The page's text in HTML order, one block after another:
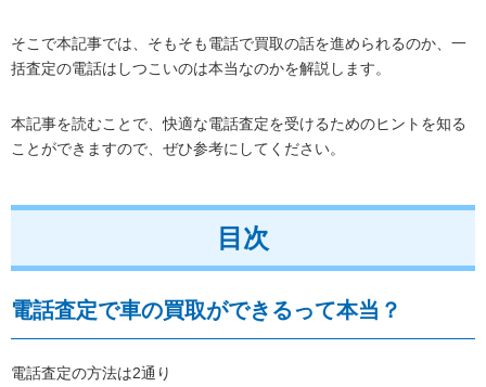
そこで本記事では、そもそも電話で買取の話を進められるのか、一
括査定の電話はしつこいのは本当なのかを解説します。
本記事を読むことで、快適な電話査定を受けるためのヒントを知る
ことができますので、ぜひ参考にしてください。
目次
電話査定で車の買取ができるって本当？
電話査定の方法は2通り